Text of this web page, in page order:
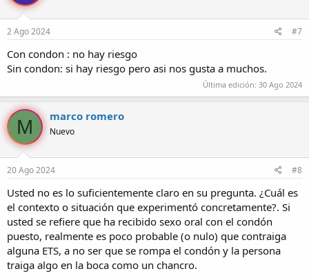
2 Ago 2024 #7
Con condon : no hay riesgo
Sin condon: si hay riesgo pero asi nos gusta a muchos.
Última edición: 30 Ago 2024
M marco romero
Nuevo
20 Ago 2024 #8
Usted no es lo suficientemente claro en su pregunta. ¿Cuál es
el contexto o situación que experimentó concretamente?. Si
usted se refiere que ha recibido sexo oral con el condón
puesto, realmente es poco probable (o nulo) que contraiga
alguna ETS, a no ser que se rompa el condón y la persona
traiga algo en la boca como un chancro.